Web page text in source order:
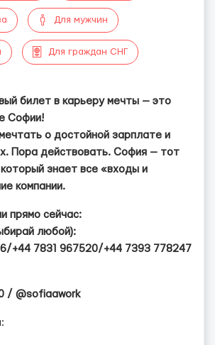
Для мужчин
Для граждан СНГ
билет в карьеру мечты — это
Софии!
о достойной зарплате и
Пора действовать. София — тот
знает все «входы и
компании.
прямо сейчас:
любой):
+44 7831 967520/+44 7393 778247
/ @sofiaawork